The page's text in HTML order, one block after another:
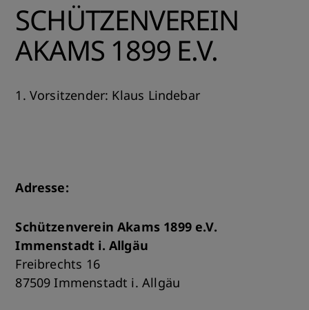
SCHÜTZENVEREIN
AKAMS 1899 E.V.
1. Vorsitzender: Klaus Lindebar
Adresse:
Schützenverein Akams 1899 e.V.
Immenstadt i. Allgäu
Freibrechts 16
87509 Immenstadt i. Allgäu